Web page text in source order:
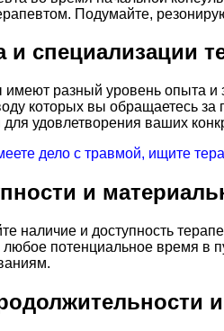
Подумайте,
специализации
разный уровень опыта и
которых вы обращаетесь
удовлетворения ваших
дело с травмой, ищите
и
наличие и доступность
потенциальное время в